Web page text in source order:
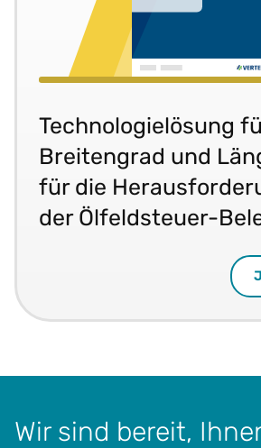
Technologielösung
Breitengrad und
für die
der Ölfeldsteuer-
Wir sind bereit,